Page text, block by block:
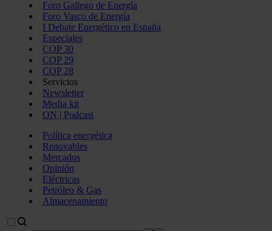
Foro Gallego de Energía
Foro Vasco de Energía
I Debate Energético en España
Especiales
COP 30
COP 29
COP 28
Servicios
Newsletter
Media kit
ON | Podcast
Política energética
Renovables
Mercados
Opinión
Eléctricas
Petróleo & Gas
Almacenamiento